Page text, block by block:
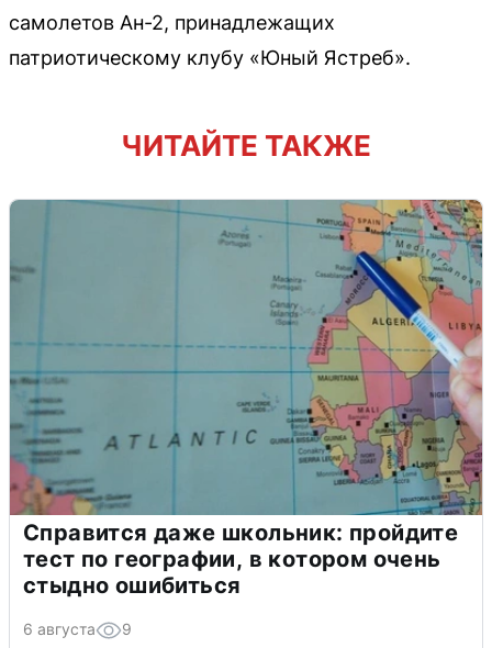
самолетов Ан-2, принадлежащих
патриотическому клубу «Юный Ястреб».
ЧИТАЙТЕ ТАКЖЕ
Справится даже школьник: пройдите
тест по географии, в котором очень
стыдно ошибиться
6 августа 9